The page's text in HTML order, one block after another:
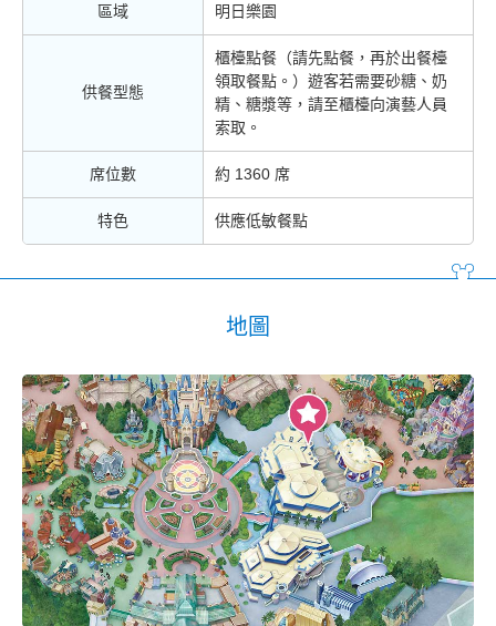
區域 明日樂園
供餐型態
櫃檯點餐（請先點餐，再於出餐檯
領取餐點。）遊客若需要砂糖、奶
精、糖漿等，請至櫃檯向演藝人員
索取。
席位數 約 1360 席
特色 供應低敏餐點
地圖